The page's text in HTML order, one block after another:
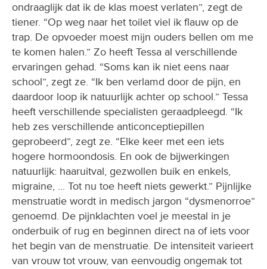
ondraaglijk dat ik de klas moest verlaten”, zegt de
tiener. “Op weg naar het toilet viel ik flauw op de
trap. De opvoeder moest mijn ouders bellen om me
te komen halen.” Zo heeft Tessa al verschillende
ervaringen gehad. “Soms kan ik niet eens naar
school”, zegt ze. “Ik ben verlamd door de pijn, en
daardoor loop ik natuurlijk achter op school.” Tessa
heeft verschillende specialisten geraadpleegd. “Ik
heb zes verschillende anticonceptiepillen
geprobeerd”, zegt ze. “Elke keer met een iets
hogere hormoondosis. En ook de bijwerkingen
natuurlijk: haaruitval, gezwollen buik en enkels,
migraine, ... Tot nu toe heeft niets gewerkt.” Pijnlijke
menstruatie wordt in medisch jargon “dysmenorroe”
genoemd. De pijnklachten voel je meestal in je
onderbuik of rug en beginnen direct na of iets voor
het begin van de menstruatie. De intensiteit varieert
van vrouw tot vrouw, van eenvoudig ongemak tot